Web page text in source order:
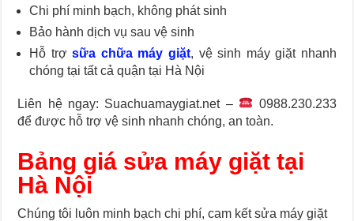
Chi phí minh bạch, không phát sinh
Bảo hành dịch vụ sau vệ sinh
Hỗ trợsữa chữa máy giặt, vệ sinh máy giặt nhanh
chóng tại tất cả quận tại Hà Nội
Liên hệ ngay: Suachuamaygiat.net –
0988.230.233
để được hỗ trợ vệ sinh nhanh chóng, an toàn.
Bảng giá sửa máy giặt tại
Hà Nội
Chúng tôi luôn minh bạch chi phí, cam kết sửa máy giặt